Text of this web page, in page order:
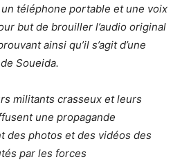
téléphone portable et une voix
but de brouiller l’audio original
ainsi qu’il s’agit d’une
Soueida.
militants crasseux et leurs
une propagande
des photos et des vidéos des
par les forces